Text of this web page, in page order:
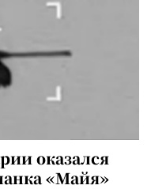
оказался
«Майя»